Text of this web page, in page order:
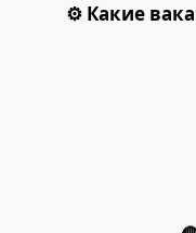
⚙️ Какие